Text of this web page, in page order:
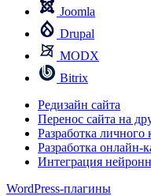
Joomla
Drupal
MODX
Bitrix
Редизайн сайта
Перенос сайта на
Разработка личного
Разработка онлайн-
Интеграция
WordPress-плагины